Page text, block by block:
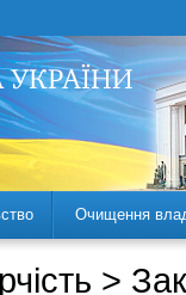
Очищення
>